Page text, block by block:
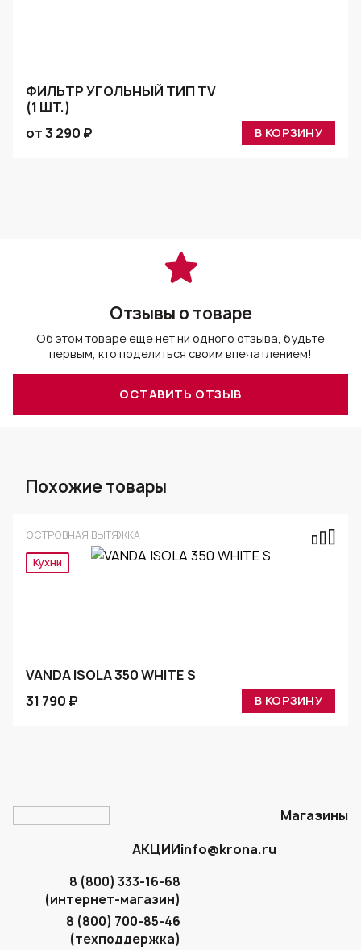
ФИЛЬТР УГОЛЬНЫЙ ТИП TV
(1 ШТ.)
от 3 290 ₽
В КОРЗИНУ
Отзывы о товаре
Об этом товаре еще нет ни одного отзыва, будьте
первым, кто поделиться своим впечатлением!
ОСТАВИТЬ ОТЗЫВ
Похожие товары
ОСТРОВНАЯ ВЫТЯЖКА
Кухни
VANDA ISOLA 350 WHITE S
31 790 ₽
В КОРЗИНУ
Магазины
АКЦИИinfo@krona.ru
8 (800) 333-16-68
(интернет-магазин)
8 (800) 700-85-46
(техподдержка)